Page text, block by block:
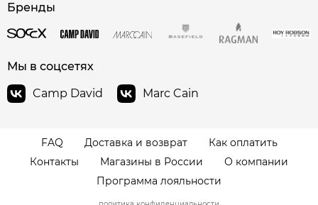
Бренды
Мы в соцсетях
Camp David
Marc Cain
FAQ Доставка и возврат
Как оплатить
Контакты
Магазины в России
О компании
Программа лояльности